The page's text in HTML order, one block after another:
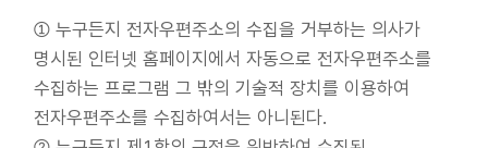
① 누구든지 전자우편주소의 수집을 거부하는 의사가
명시된 인터넷 홈페이지에서 자동으로 전자우편주소를
수집하는 프로그램 그 밖의 기술적 장치를 이용하여
전자우편주소를 수집하여서는 아니된다.